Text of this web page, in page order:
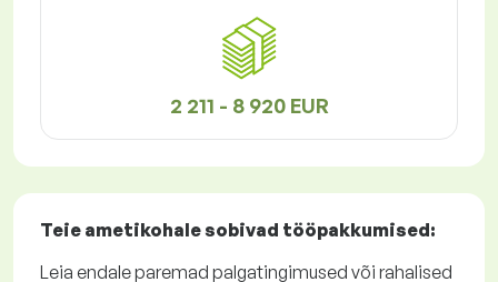
2 211 - 8 920 EUR
Teie ametikohale sobivad tööpakkumised:
Leia endale paremad palgatingimused või rahalised